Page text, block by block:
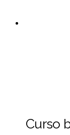
Curso